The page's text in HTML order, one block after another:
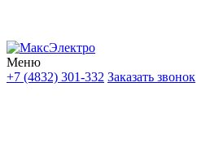
Меню
+7 (4832) 301-332 Заказать звонок